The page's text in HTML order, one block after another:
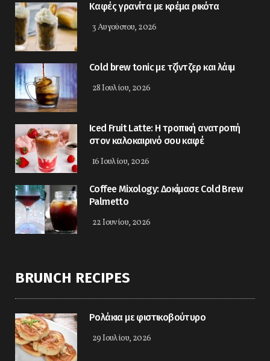
Καφές γρανίτα με κρέμα ρικότα
3 Αυγούστου, 2026
Cold brew tonic με τζίντζερ και λάιμ
28 Ιουλίου, 2026
Iced Fruit Latte: Η τροπική ανατροπή
στον καλοκαιρινό σου καφέ
16 Ιουλίου, 2026
Coffee Mixology: Δοκίμασε Cold Brew
Palmetto
22 Ιουνίου, 2026
BRUNCH RECIPES
Ρολάκια με φιστικοβούτυρο
29 Ιουλίου, 2026